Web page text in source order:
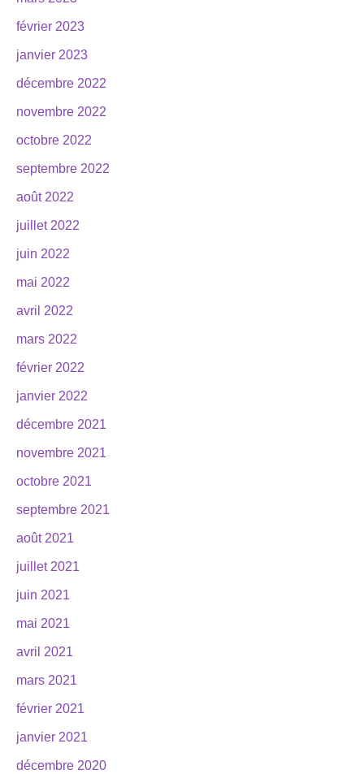
février 2023
janvier 2023
décembre 2022
novembre 2022
octobre 2022
septembre 2022
août 2022
juillet 2022
juin 2022
mai 2022
avril 2022
mars 2022
février 2022
janvier 2022
décembre 2021
novembre 2021
octobre 2021
septembre 2021
août 2021
juillet 2021
juin 2021
mai 2021
avril 2021
mars 2021
février 2021
janvier 2021
décembre 2020